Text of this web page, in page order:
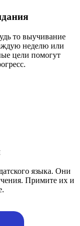
то выучивание
неделю или
цели помогут
языка. Они
Примите их и